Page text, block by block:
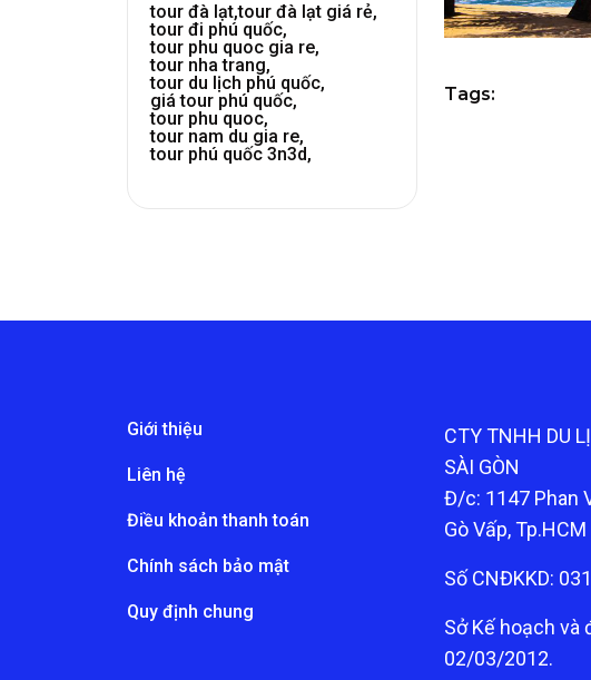
tour đà lạt,tour đà lạt giá rẻ,
tour đi phú quốc,
tour phu quoc gia re,
tour nha trang,
tour du lịch phú quốc,
giá tour phú quốc,
tour phu quoc,
tour nam du gia re,
tour phú quốc 3n3d,
Tags:
Giới thiệu
Liên hệ
Điều khoản thanh toán
Chính sách bảo mật
Quy định chung
CTY TNHH DU
SÀI GÒN
Đ/c: 1147 Phan
Gò Vấp, Tp.HCM
Số CNĐKKD:
Sở Kế hoạch và
02/03/2012.